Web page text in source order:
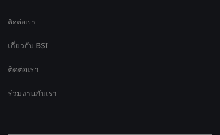
ติดต่อเรา
เกี่ยวกับ BSI
ติดต่อเรา
ร่วมงานกับเรา